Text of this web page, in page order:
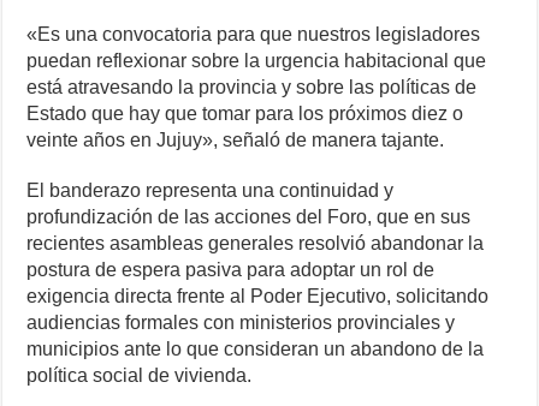
«Es una convocatoria para que nuestros legisladores
puedan reflexionar sobre la urgencia habitacional que
está atravesando la provincia y sobre las políticas de
Estado que hay que tomar para los próximos diez o
veinte años en Jujuy», señaló de manera tajante.
El banderazo representa una continuidad y
profundización de las acciones del Foro, que en sus
recientes asambleas generales resolvió abandonar la
postura de espera pasiva para adoptar un rol de
exigencia directa frente al Poder Ejecutivo, solicitando
audiencias formales con ministerios provinciales y
municipios ante lo que consideran un abandono de la
política social de vivienda.